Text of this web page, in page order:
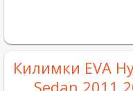
Килимки EVA
Sedan 2011